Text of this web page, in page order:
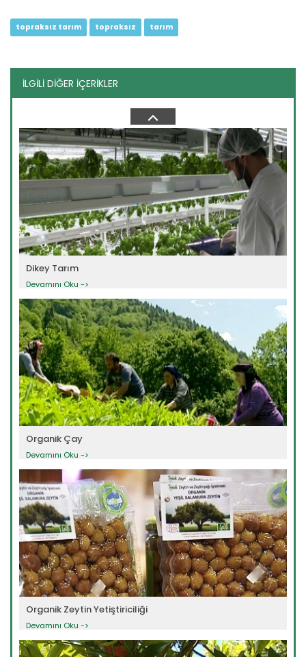
topraksız tarım topraksız tarım
İLGİLİ DİĞER İÇERİKLER
Örtüaltı Kavun Yetiştiriciliği
Dikey Tarım
Devamını Oku ->
Organik Çay
Devamını Oku ->
Organik Zeytin Yetiştiriciliği
Devamını Oku ->